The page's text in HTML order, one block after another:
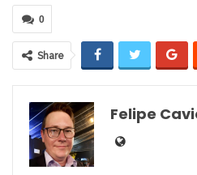
0
Share
Felipe